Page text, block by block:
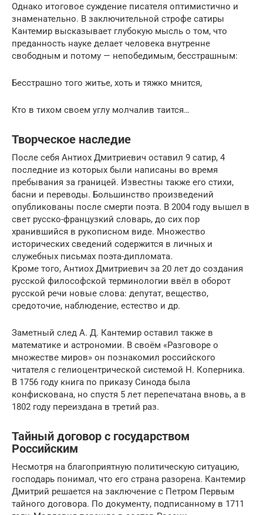
Однако итоговое суждение писателя оптимистично и
знаменательно. В заключительной строфе сатиры
Кантемир высказывает глубокую мысль о том, что
преданность науке делает человека внутренне
свободным и потому — непобедимым, бесстрашным:
Бесстрашно того житье, хоть и тяжко мнится,
Кто в тихом своем углу молчалив таится…
Творческое наследие
После себя Антиох Дмитриевич оставил 9 сатир, 4
последние из которых были написаны во время
пребывания за границей. Известны также его стихи,
басни и переводы. Большинство произведений
опубликованы после смерти поэта. В 2004 году вышел в
свет русско-французкий словарь, до сих пор
хранившийся в рукописном виде. Множество
исторических сведений содержится в личных и
служебных письмах поэта-дипломата.
Кроме того, Антиох Дмитриевич за 20 лет до создания
русской философской терминологии ввёл в оборот
русской речи новые слова: депутат, вещество,
средоточие, наблюдение, естество и др.
Заметный след А. Д. Кантемир оставил также в
математике и астрономии. В своём «Разговоре о
множестве миров» он познакомил российского
читателя с гелиоцентрической системой Н. Коперника.
В 1756 году книга по приказу Синода была
конфискована, но спустя 5 лет перепечатана вновь, а в
1802 году переиздана в третий раз.
Тайный договор с государством
Российским
Несмотря на благоприятную политическую ситуацию,
господарь понимал, что его страна разорена. Кантемир
Дмитрий решается на заключение с Петром Первым
тайного договора. По документу, подписанному в 1711